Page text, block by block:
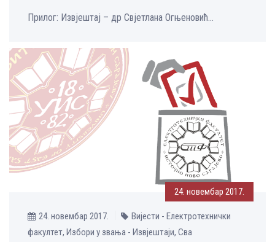
Прилог: Извјештај – др Свјетлана Огњеновић...
24. новембар 2017.
24. новембар 2017.
Вијести - Електротехнички
факултет, Избори у звања - Извјештаји, Сва